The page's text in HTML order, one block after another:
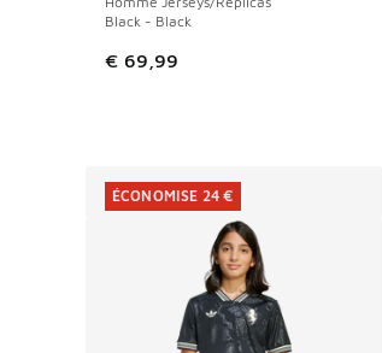
Black - Black
€ 69,99
ÉCONOMISE 24 €